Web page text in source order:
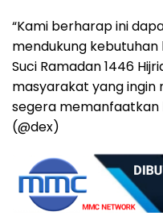
“Kami berharap ini
mendukung
Suci Ramadan 1446
masyarakat yang ingin
segera memanfaatkan
(@dex)